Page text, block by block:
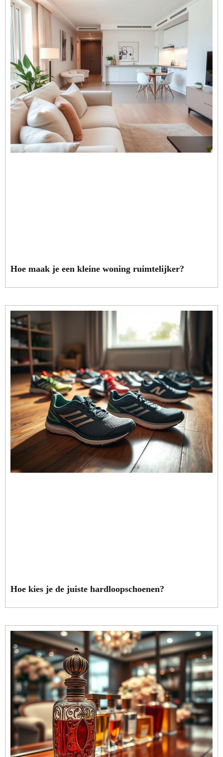
Hoe maak je een kleine woning ruimtelijker?
Hoe kies je de juiste hardloopschoenen?